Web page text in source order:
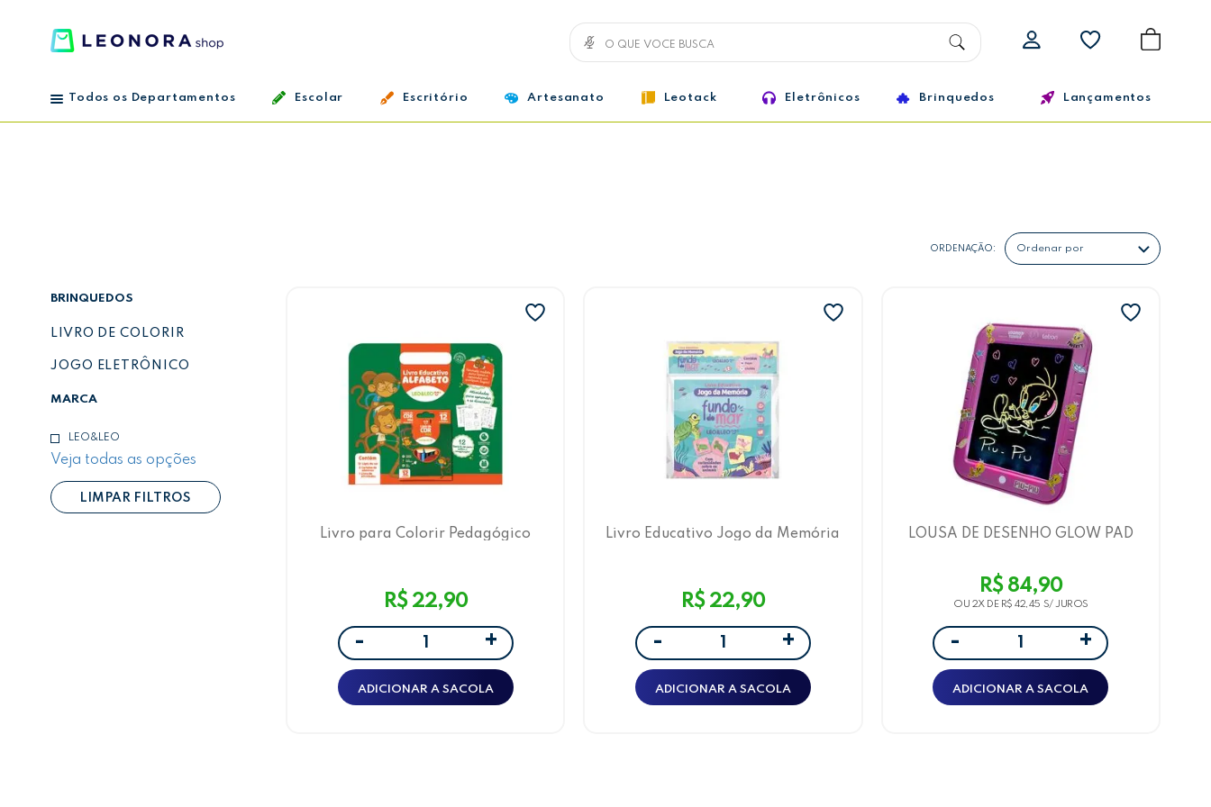
Todos os Departamentos Escolar Escritório Artesanato Leotack Eletrônicos Brinquedos Lançamentos
BRINQUEDOS
LIVRO DE COLORIR
JOGO ELETRÔNICO
MARCA
LEO&LEO
Veja todas as opções
LIMPAR FILTROS
Livro para Colorir Pedagógico
R$ 22,90
- +
ADICIONAR A SACOLA
Livro Educativo Jogo da Memória
R$ 22,90
- +
ADICIONAR A SACOLA
LOUSA DE DESENHO GLOW PAD
R$ 84,90
OU 2X DE R$ 42,45
- +
ADICIONAR A SACOLA